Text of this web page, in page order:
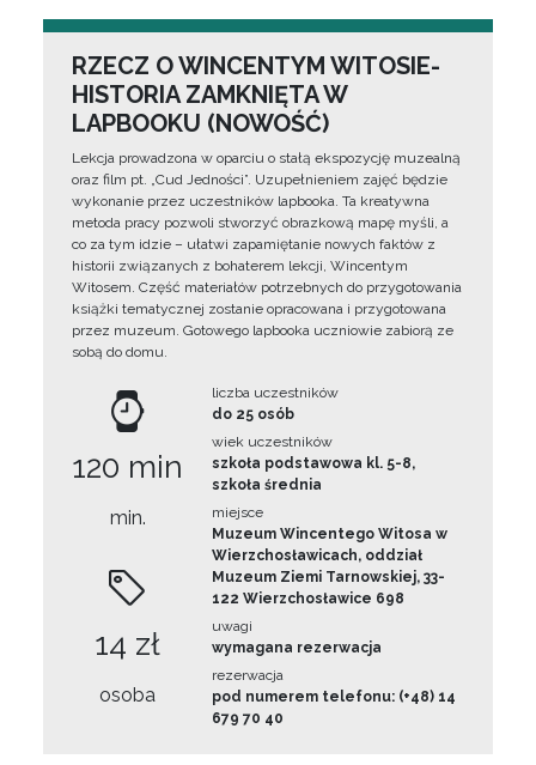
RZECZ O WINCENTYM WITOSIE-
HISTORIA ZAMKNIĘTA W
LAPBOOKU (NOWOŚĆ)
Lekcja prowadzona w oparciu o stałą ekspozycję muzealną
oraz film pt. „Cud Jedności”. Uzupełnieniem zajęć będzie
wykonanie przez uczestników lapbooka. Ta kreatywna
metoda pracy pozwoli stworzyć obrazkową mapę myśli, a
co za tym idzie – ułatwi zapamiętanie nowych faktów z
historii związanych z bohaterem lekcji, Wincentym
Witosem. Część materiałów potrzebnych do przygotowania
książki tematycznej zostanie opracowana i przygotowana
przez muzeum. Gotowego lapbooka uczniowie zabiorą ze
sobą do domu.
120 min
min.
14 zł
osoba
liczba uczestników
do 25 osób
wiek uczestników
szkoła podstawowa kl. 5-8,
szkoła średnia
miejsce
Muzeum Wincentego Witosa w
Wierzchosławicach, oddział
Muzeum Ziemi Tarnowskiej, 33-
122 Wierzchosławice 698
uwagi
wymagana rezerwacja
rezerwacja
pod numerem telefonu: (+48) 14
679 70 40